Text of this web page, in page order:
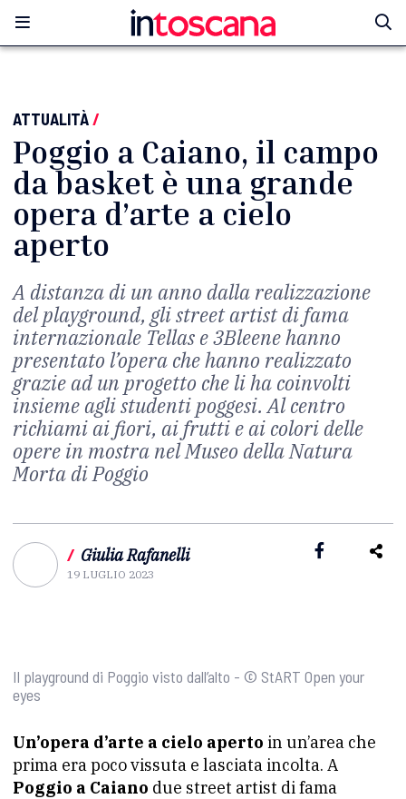
ATTUALITÀ/
Poggio a Caiano, il campo
da basket è una grande
opera d’arte a cielo
aperto
A distanza di un anno dalla realizzazione
del playground, gli street artist di fama
internazionale Tellas e 3Bleene hanno
presentato l’opera che hanno realizzato
grazie ad un progetto che li ha coinvolti
insieme agli studenti poggesi. Al centro
richiami ai fiori, ai frutti e ai colori delle
opere in mostra nel Museo della Natura
Morta di Poggio
/ Giulia Rafanelli
19 LUGLIO 2023
Il playground di Poggio visto dall’alto - © StART Open your
eyes
Un’opera d’arte a cielo aperto in un’area che
prima era poco vissuta e lasciata incolta. A
Poggio a Caiano due street artist di fama